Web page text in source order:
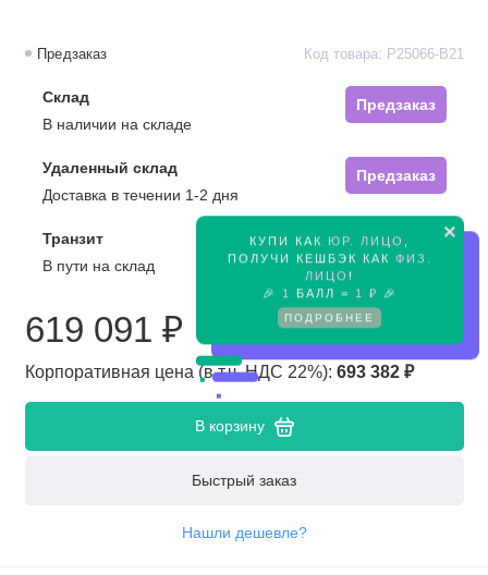
×
КУПИ КАК ЮР. ЛИЦО
ПОЛУЧИ КЕШБЭК КАК ФИЗ.
ЛИЦО !
🎉
1 БАЛЛ = 1 ₽ 🎉
ПОДРОБНЕЕ
Предзаказ Код товара: P25066-B21
Склад
Предзаказ
В наличии на складе
Удаленный склад
Предзаказ
Доставка в течении 1-2 дня
Транзит
Предзаказ
В пути на склад
619 091 ₽
Корпоративная цена (в т.ч. НДС 22%): 693 382 ₽
В корзину
Быстрый заказ
Нашли дешевле?